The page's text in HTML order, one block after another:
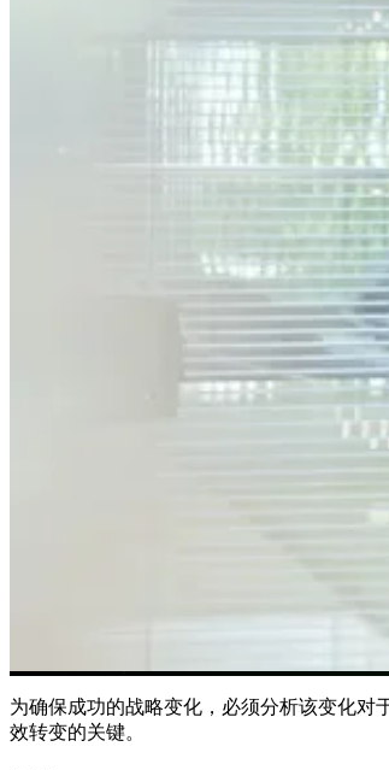
为确保成功的战略变化，必须分析该变化对
效转变的关键。